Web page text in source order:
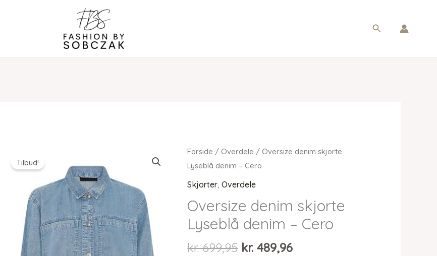
Søg
Tilbud!
Forside / Overdele / Oversize denim skjorte
Lyseblå denim – Cero
Skjorter,Overdele
Oversize denim skjorte
Lyseblå denim – Cero
kr.699,95 Den
kr. 489,96Den